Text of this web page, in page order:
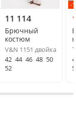
11 114
Брючный
костюм
V&N 1151 двойка
42 44 46 48 50
52
-